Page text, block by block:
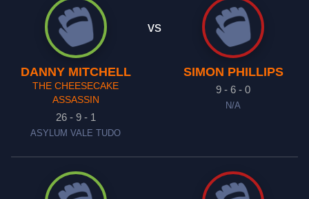
DANNY MITCHELL
THE CHEESECAKE
ASSASSIN
26 - 9 - 1
ASYLUM VALE TUDO
vs
SIMON PHILLIPS
9 - 6 - 0
N/A